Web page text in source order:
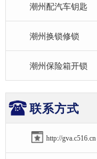
潮州配汽车钥匙
潮州换锁修锁
潮州保险箱开锁
联系方式
http://gva.c516.cn